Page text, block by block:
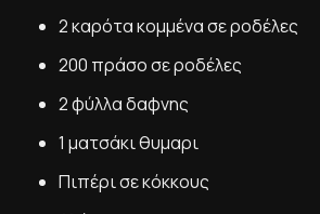
2 καρότα κομμένα σε ροδέλες
200 πράσο σε ροδέλες
2 φύλλα δαφνης
1 ματσάκι θυμαρι
Πιπέρι σε κόκκους